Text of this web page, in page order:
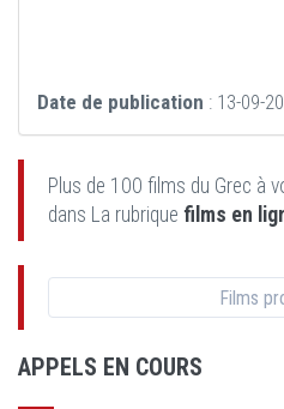
Date de publication : 13-09-
Plus de 100 films du Grec à
dans La rubrique films en
Films
APPELS EN COURS